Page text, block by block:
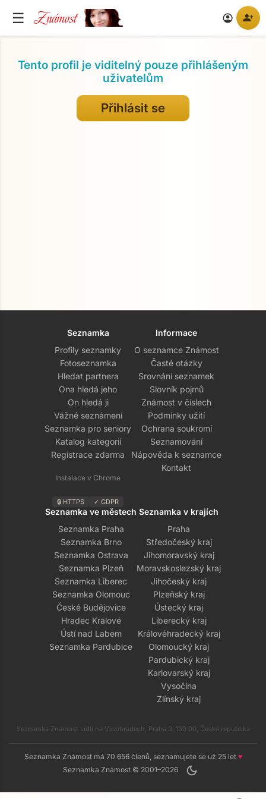
Přejít na hlavní obsah
☰ Známost account_circle person_add
Tento profil je viditelný pouze přihlášeným
uživatelům
Přihlásit se
Seznamka
Profily seznamky
Fotoseznamka
Hledat partnera
Ona hledá jeho
On hledá ji
Vážné seznámení
Seznamka pro seniory
Katalog kategorií
Registrace zdarma
Instalace v Chrome
🔒 HTTPS ✓ GDPR
Informace
O seznamce Známost
Časté otázky
Srovnání seznamek
Slovník pojmů
Známost v číslech
Podmínky užití
Ochrana soukromí
Seznamování
Nápověda k seznamce
Kontakt
Seznamka ve městech
Seznamka Praha
Seznamka Brno
Seznamka Ostrava
Seznamka Plzeň
Seznamka Liberec
Seznamka Olomouc
České Budějovice
Hradec Králové
Ústí nad Labem
Seznamka Pardubice
Seznamka v krajích
Praha
Středočeský kraj
Jihomoravský kraj
Moravskoslezský kraj
Jihočeský kraj
Plzeňský kraj
Ústecký kraj
Liberecký kraj
Královéhradecký kraj
Olomoucký kraj
Pardubický kraj
Karlovarský kraj
Vysočina
Zlínský kraj
Seznamka Známost sídlí na Vinohradech, Praha 3, 130 00, Česká republika
Seznamka Známost má 70 656 členů, seznamujete se už 25 let ♥
Seznamka Známost © 2001–2026
dark_mode